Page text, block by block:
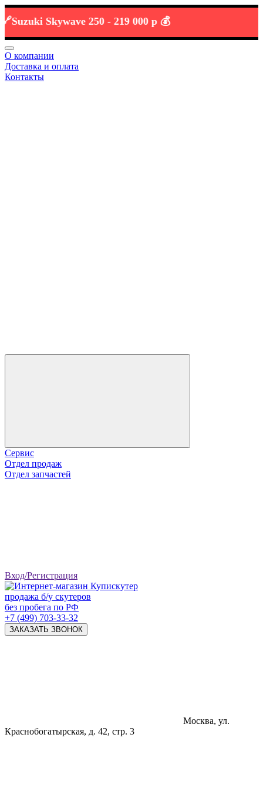
Skywave 250 -219 000 р 💰
О компании
Доставка и оплата
Контакты
Сервис
Отдел продаж
Отдел запчастей
Вход/Регистрация
продажа б/у скутеров
без пробега по РФ
+7 (499) 703-33-32
ЗАКАЗАТЬ ЗВОНОК
Москва, ул.
Краснобогатырская, д. 42, стр. 3